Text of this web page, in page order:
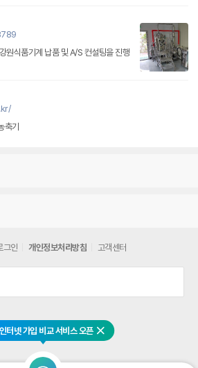
터넷 가입 비교 서비스 오픈 닫기
원식품기계 납품 및 A/S 컨설팅을 진행
축기
그인 개인정보처리방침 고객센터